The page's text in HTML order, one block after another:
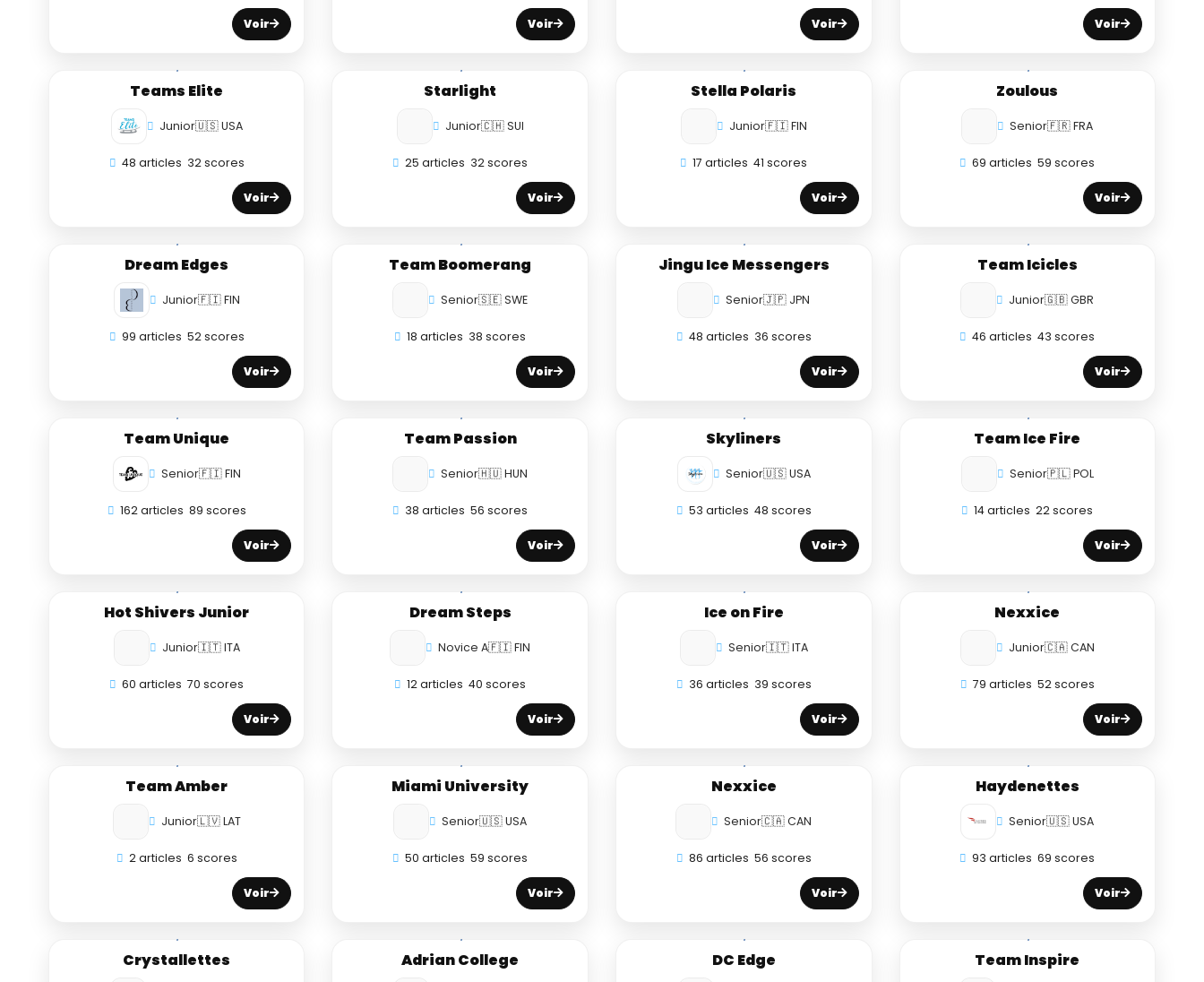
Voir Voir Voir Voir
Teams Elite
Junior🇺🇸 USA
48 articles 32 scores
Voir
Starlight
Junior🇨🇭 SUI
25 articles 32 scores
Voir
Stella Polaris
Junior🇫🇮 FIN
17 articles 41 scores
Voir
Zoulous
Senior🇫🇷 FRA
69 articles 59 scores
Voir
Dream Edges
Junior🇫🇮 FIN
99 articles 52 scores
Voir
Team Boomerang
Senior🇸🇪 SWE
18 articles 38 scores
Voir
Jingu Ice Messengers
Senior🇯🇵 JPN
48 articles 36 scores
Voir
Team Icicles
Junior🇬🇧 GBR
46 articles 43 scores
Voir
Team Unique
Senior🇫🇮 FIN
162 articles 89 scores
Voir
Team Passion
Senior🇭🇺 HUN
38 articles 56 scores
Voir
Skyliners
Senior🇺🇸 USA
53 articles 48 scores
Voir
Team Ice Fire
Senior🇵🇱 POL
14 articles 22 scores
Voir
Hot Shivers Junior
Junior🇮🇹 ITA
60 articles 70 scores
Voir
Dream Steps
Novice A🇫🇮 FIN
12 articles 40 scores
Voir
Ice on Fire
Senior🇮🇹 ITA
36 articles 39 scores
Voir
Nexxice
Junior🇨🇦 CAN
79 articles 52 scores
Voir
Team Amber
Junior🇱🇻 LAT
2 articles 6 scores
Voir
Miami University
Senior🇺🇸 USA
50 articles 59 scores
Voir
Nexxice
Senior🇨🇦 CAN
86 articles 56 scores
Voir
Haydenettes
Senior🇺🇸 USA
93 articles 69 scores
Voir
Crystallettes Adrian College DC Edge Team Inspire